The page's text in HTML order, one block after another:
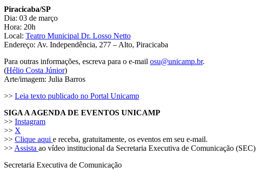
Piracicaba/SP
Dia: 03 de março
Hora: 20h
Local: Teatro Municipal Dr. Losso Netto
Endereço: Av. Independência, 277 – Alto, Piracicaba
Para outras informações, escreva para o e-mail osu@unicamp.br.
(Hélio Costa Júnior)
Arte/imagem: Julia Barros
>> Leia texto publicado no Portal Unicamp
SIGA A AGENDA DE EVENTOS UNICAMP
>> Instagram
>> X
>> Clique aqui e receba, gratuitamente, os eventos em seu e-mail.
>> Assista ao vídeo institucional da Secretaria Executiva de Comunicação (SEC)
Secretaria Executiva de Comunicação